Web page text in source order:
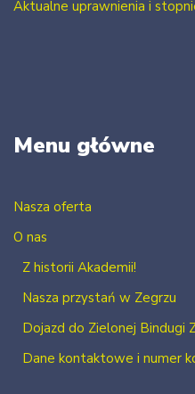
Aktualne uprawnienia i
Menu główne
Nasza oferta
O nas
Z historii Akademii!
Nasza przystań w Zegrzu
Dojazd do Zielonej Bindugi
Dane kontaktowe i numer